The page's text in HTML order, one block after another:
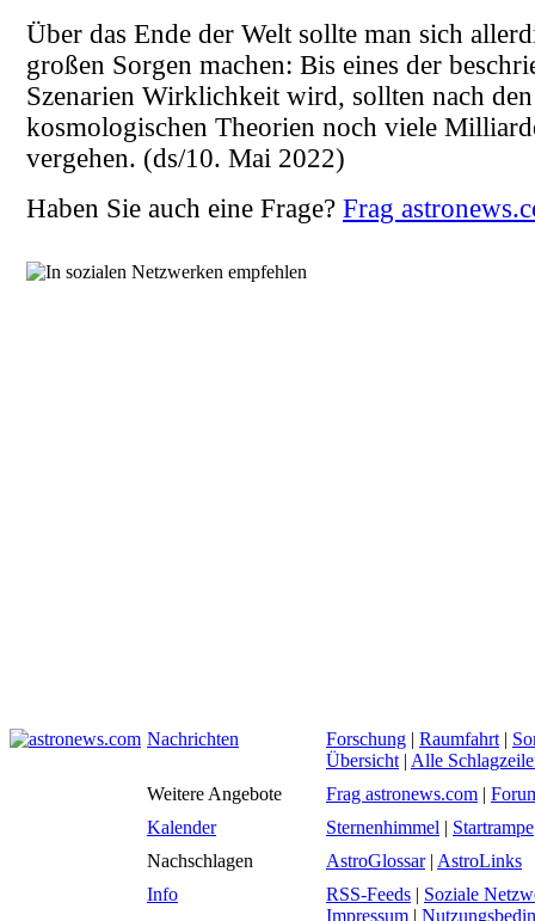
Über das Ende der Welt sollte man sich
großen Sorgen machen: Bis eines der
Szenarien Wirklichkeit wird, sollten nach den
kosmologischen Theorien noch viele
vergehen. (ds/10. Mai 2022)
Haben Sie auch eine Frage? Frag
Nachrichten Forschung | Raumfahrt |
Übersicht | Alle
Weitere Angebote
Frag astronews.com |
Kalender
Sternenhimmel | Startrampe
Nachschlagen
AstroGlossar| AstroLinks
Info
RSS-Feeds | Soziale
Impressum |